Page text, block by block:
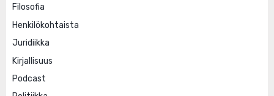
Filosofia
Henkilökohtaista
Juridiikka
Kirjallisuus
Podcast